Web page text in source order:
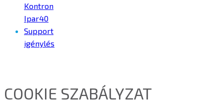
Kontron
Ipar40
Support
igénylés
COOKIE SZABÁLYZAT